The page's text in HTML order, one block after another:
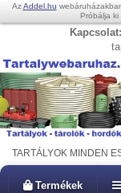
AzAddel.hu
Próbálja ki
Kapcsolat:
TARTÁLYOK MINDEN
Termékek